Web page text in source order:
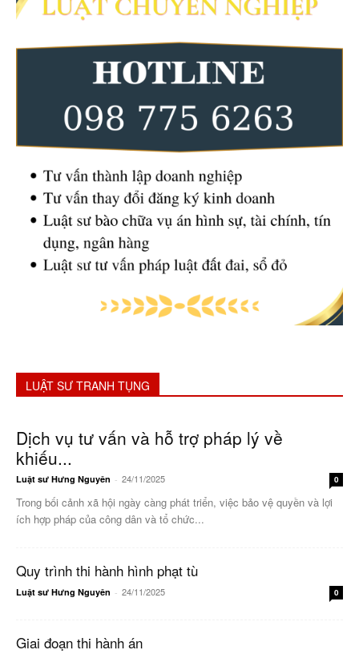
LUẬT SƯ TRANH TỤNG
Dịch vụ tư vấn và hỗ trợ pháp lý về
khiếu...
Luật sư Hưng Nguyên - 24/11/2025 0
Trong bối cảnh xã hội ngày càng phát triển, việc bảo vệ quyền và lợi
ích hợp pháp của công dân và tổ chức...
Quy trình thi hành hình phạt tù
Luật sư Hưng Nguyên - 24/11/2025 0
Giai đoạn thi hành án